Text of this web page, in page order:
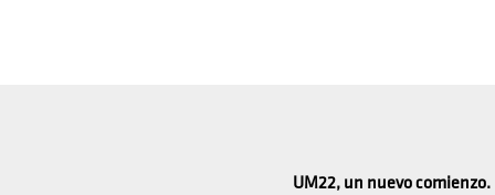
UM22, un nuevo comienzo.